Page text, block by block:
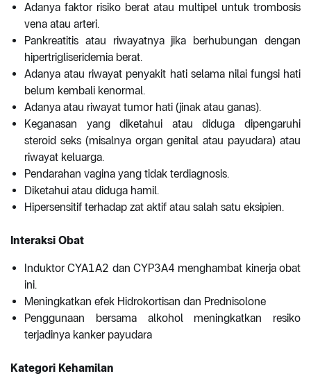
Adanya faktor risiko berat atau multipel untuk trombosis
vena atau arteri.
Pankreatitis atau riwayatnya jika berhubungan dengan
hipertrigliseridemia berat.
Adanya atau riwayat penyakit hati selama nilai fungsi hati
belum kembali kenormal.
Adanya atau riwayat tumor hati (jinak atau ganas).
Keganasan yang diketahui atau diduga dipengaruhi
steroid seks (misalnya organ genital atau payudara) atau
riwayat keluarga.
Pendarahan vagina yang tidak terdiagnosis.
Diketahui atau diduga hamil.
Hipersensitif terhadap zat aktif atau salah satu eksipien.
Interaksi Obat
Induktor CYA1A2 dan CYP3A4 menghambat kinerja obat
ini.
Meningkatkan efek Hidrokortisan dan Prednisolone
Penggunaan bersama alkohol meningkatkan resiko
terjadinya kanker payudara
Kategori Kehamilan